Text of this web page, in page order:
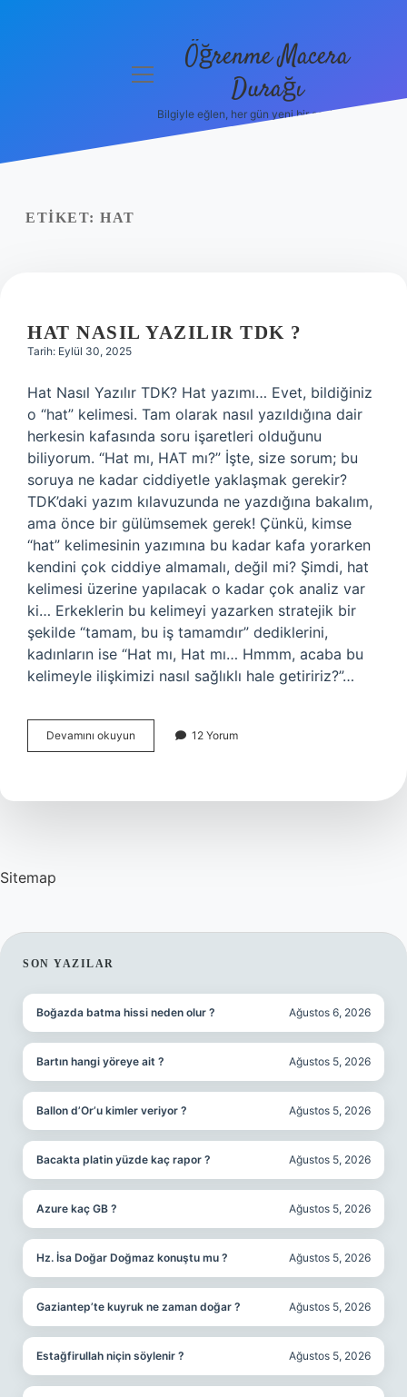
menüyü Öğrenme Macera
Durağı
Bilgiyle eğlen, her gün yeni bir şeyler öğren!
ETIKET: HAT
HAT NASIL YAZILIR TDK ?
Tarih: Eylül 30, 2025
Hat Nasıl Yazılır TDK? Hat yazımı… Evet, bildiğiniz
o “hat” kelimesi. Tam olarak nasıl yazıldığına dair
herkesin kafasında soru işaretleri olduğunu
biliyorum. “Hat mı, HAT mı?” İşte, size sorum; bu
soruya ne kadar ciddiyetle yaklaşmak gerekir?
TDK’daki yazım kılavuzunda ne yazdığına bakalım,
ama önce bir gülümsemek gerek! Çünkü, kimse
“hat” kelimesinin yazımına bu kadar kafa yorarken
kendini çok ciddiye almamalı, değil mi? Şimdi, hat
kelimesi üzerine yapılacak o kadar çok analiz var
ki… Erkeklerin bu kelimeyi yazarken stratejik bir
şekilde “tamam, bu iş tamamdır” dediklerini,
kadınların ise “Hat mı, Hat mı… Hmmm, acaba bu
kelimeyle ilişkimizi nasıl sağlıklı hale getiririz?”…
Devamını okuyun
nasıl
?
12 Yorum
Sitemap
SIDEBAR
SON YAZILAR
Boğazda batma hissi neden olur ? Ağustos 6, 2026
Bartın hangi yöreye ait ? Ağustos 5, 2026
Ballon d’Or’u kimler veriyor ? Ağustos 5, 2026
Bacakta platin yüzde kaç rapor ? Ağustos 5, 2026
Azure kaç GB ? Ağustos 5, 2026
Hz. İsa Doğar Doğmaz konuştu mu ? Ağustos 5, 2026
Gaziantep’te kuyruk ne zaman doğar ? Ağustos 5, 2026
Estağfirullah niçin söylenir ? Ağustos 5, 2026